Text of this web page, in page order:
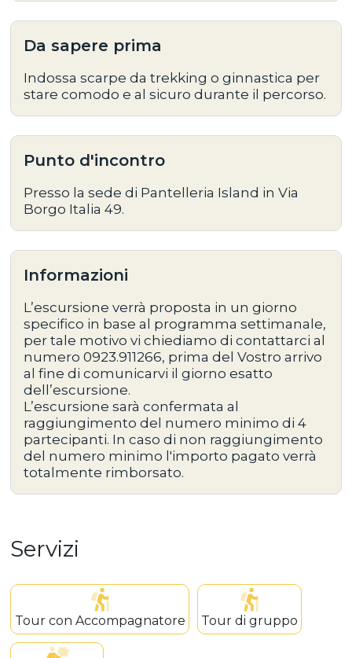
Da sapere prima
Indossa scarpe da trekking o ginnastica per
stare comodo e al sicuro durante il percorso.
Punto d'incontro
Presso la sede di Pantelleria Island in Via
Borgo Italia 49.
Informazioni
L’escursione verrà proposta in un giorno
specifico in base al programma settimanale,
per tale motivo vi chiediamo di contattarci al
numero 0923.911266, prima del Vostro arrivo
al fine di comunicarvi il giorno esatto
dell’escursione.
L’escursione sarà confermata al
raggiungimento del numero minimo di 4
partecipanti. In caso di non raggiungimento
del numero minimo l'importo pagato verrà
totalmente rimborsato.
Servizi
Tour con Accompagnatore Tour di gruppo